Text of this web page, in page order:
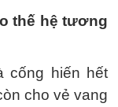
thế hệ tương
cống hiến hết
cho vẻ vang